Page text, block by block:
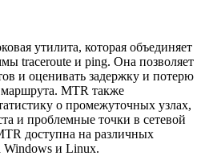
утилита, которая объединяет
traceroute и ping. Она позволяет
и оценивать задержку и потерю
MTR также
о промежуточных узлах,
и проблемные точки в сетевой
доступна на различных
Windows и Linux.